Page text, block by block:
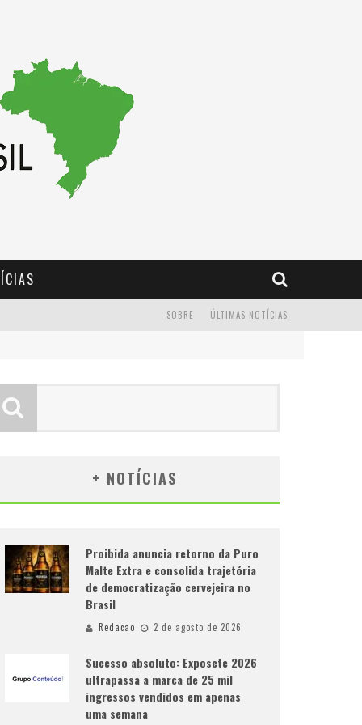
ÚLTIMAS NOTÍCIAS
SOBRE
+ NOTÍCIAS
Proibida anuncia retorno da Puro
Malte Extra e consolida trajetória
de democratização cervejeira no
Brasil
Redacao 2 de agosto de 2026
Sucesso absoluto: Exposete 2026
ultrapassa a marca de 25 mil
ingressos vendidos em apenas
uma semana